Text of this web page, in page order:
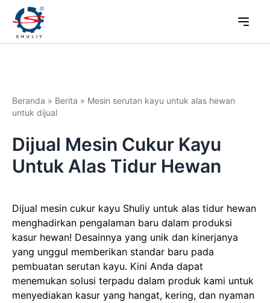
Beranda » Berita » Mesin serutan kayu untuk alas hewan
untuk dijual
Dijual Mesin Cukur Kayu
Untuk Alas Tidur Hewan
Dijual mesin cukur kayu Shuliy untuk alas tidur hewan
menghadirkan pengalaman baru dalam produksi
kasur hewan! Desainnya yang unik dan kinerjanya
yang unggul memberikan standar baru pada
pembuatan serutan kayu. Kini Anda dapat
menemukan solusi terpadu dalam produk kami untuk
menyediakan kasur yang hangat, kering, dan nyaman